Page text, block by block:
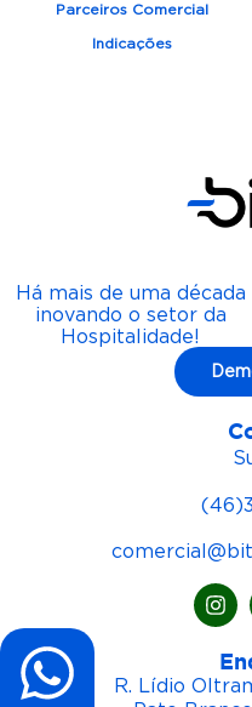
Parceiros Comercial
Indicações
Há mais de uma década
inovando o setor da
Hospitalidade!
R. Lídio